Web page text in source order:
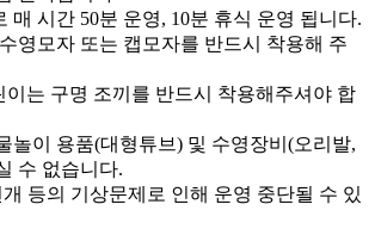
매 시간 50분 운영, 10분 휴식 운영 됩니다.
영모자 또는 캡모자를 반드시 착용해 주
이는 구명 조끼를 반드시 착용해주셔야 합
놀이 용품(대형튜브) 및 수영장비(오리발,
수 없습니다.
등의 기상문제로 인해 운영 중단될 수 있